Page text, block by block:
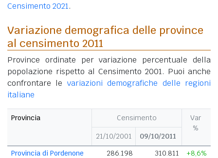
Censimento 2021.
Variazione demografica delle province
al censimento 2011
Province ordinate per variazione percentuale della
popolazione rispetto al Censimento 2001. Puoi anche
confrontare le variazioni demografiche delle regioni
italiane
Provincia Censimento
Var
%
21/10/2001
09/10/2011
Provincia di Pordenone
286.198 310.811
+8,6%